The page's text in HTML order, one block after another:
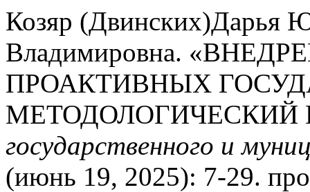
Козяр (Двинских)Дарья
Владимировна.
ПРОАКТИВНЫХ
МЕТОДОЛОГИЧЕСКИЙ
государственного и
(июнь 19, 2025): 7-29.